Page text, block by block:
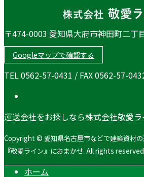
〒474-0003 愛知県大府市神田町二丁
Googleマップで確認する
TEL 0562-57-0431 / FAX 0562-57-
運送会社をお探しなら株式会社敬愛ラ
Copyright © 愛知県名古屋市などで建築資材
『敬愛ライン』におまかせ. All rights
ホーム